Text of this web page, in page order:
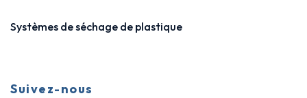
Systèmes de séchage de plastique
Suivez-nous